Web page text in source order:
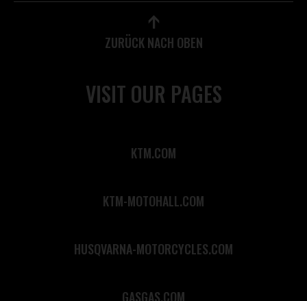
ZURÜCK NACH OBEN
VISIT OUR PAGES
KTM.COM
KTM-MOTOHALL.COM
HUSQVARNA-MOTORCYCLES.COM
GASGAS.COM